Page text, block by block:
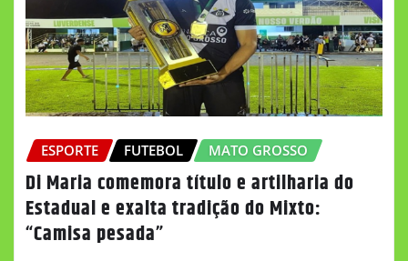
ESPORTE FUTEBOL MATO GROSSO
Di Maria comemora título e artilharia do
Estadual e exalta tradição do Mixto:
“Camisa pesada”